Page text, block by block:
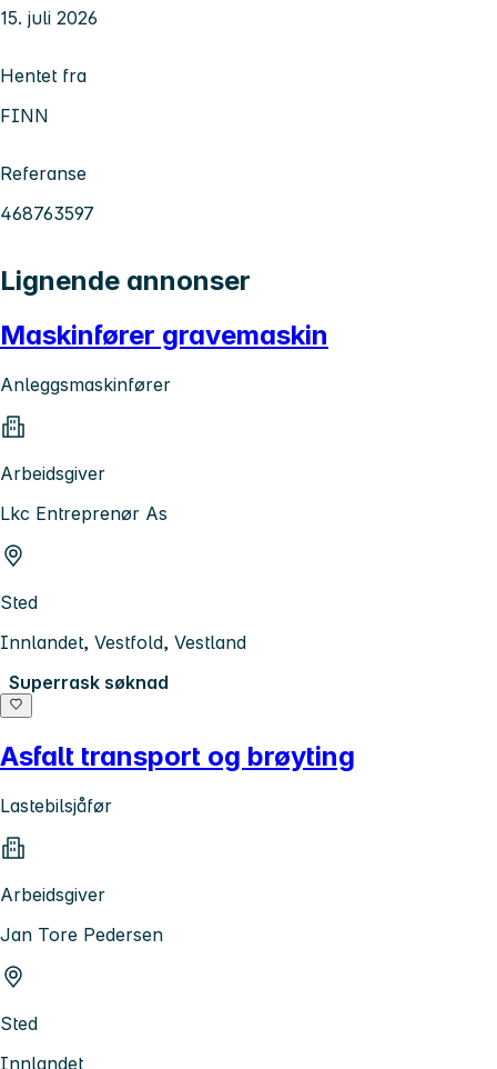
15. juli 2026
Hentet fra
FINN
Referanse
468763597
Lignende annonser
Maskinfører gravemaskin
Anleggsmaskinfører
Arbeidsgiver
Lkc Entreprenør As
Sted
Innlandet, Vestfold, Vestland
Superrask søknad
Asfalt transport og brøyting
Lastebilsjåfør
Arbeidsgiver
Jan Tore Pedersen
Sted
Innlandet